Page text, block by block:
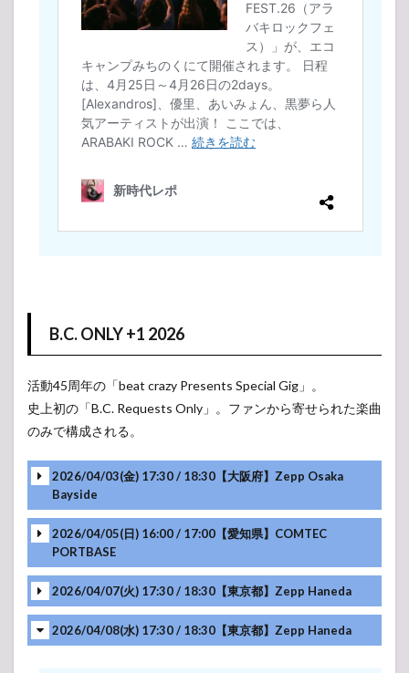
2022
HOTEI
the LIVE
“Still
Dreamin’
Tour”
ぴあ
創業
50周
年感
謝イ
ベン
ト
5.3
チ
ームスマ
イル・釜
石PIT
B.C. ONLY +1 2026
活動45周年の「beat crazy Presents Special Gig」。
史上初の「B.C. Requests Only」。ファンから寄せられた楽曲
のみで構成される。
2026/04/03(金) 17:30 / 18:30【大阪府】Zepp Osaka
Bayside
2026/04/05(日) 16:00 / 17:00【愛知県】COMTEC
PORTBASE
2026/04/07(火) 17:30 / 18:30【東京都】Zepp Haneda
2026/04/08(水) 17:30 / 18:30【東京都】Zepp Haneda